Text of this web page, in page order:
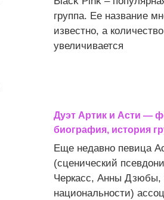
группа. Ее название
известно, а
увеличивается
Дуэт Артик и Асти —
биография, история
Еще недавно певица
(сценический
Черкасс, Анны Дзюбы,
национальности)